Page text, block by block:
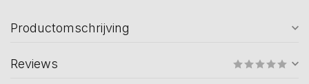
Productomschrijving
Reviews